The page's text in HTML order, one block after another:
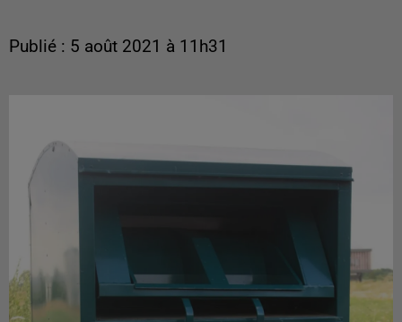
Publié : 5 août 2021 à 11h31